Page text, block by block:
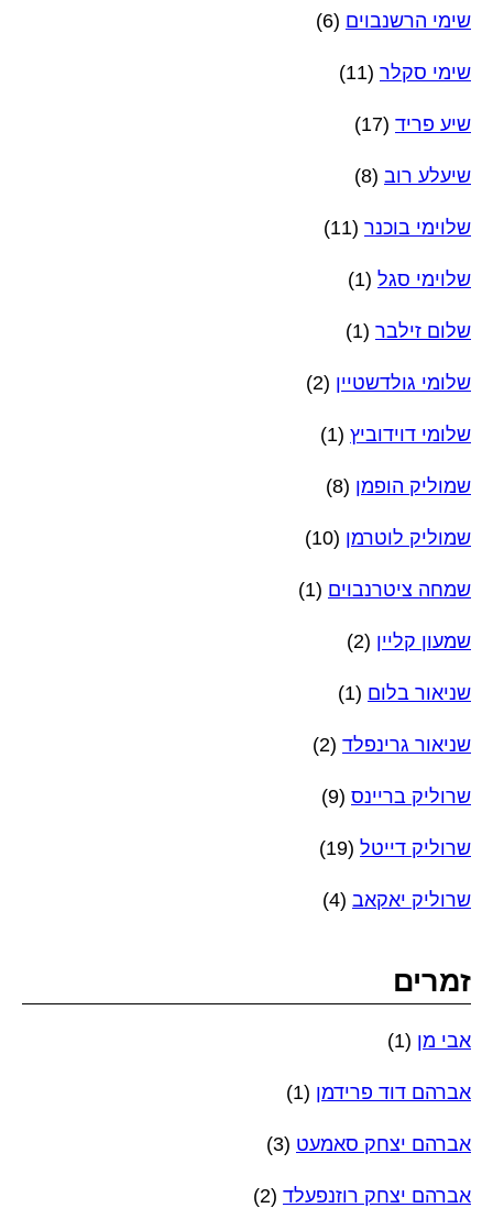
שימי הרשנבוים (6)
שימי סקלר (11)
שיע פריד (17)
שיעלע רוב (8)
שלוימי בוכנר (11)
שלוימי סגל (1)
שלום זילבר (1)
שלומי גולדשטיין (2)
שלומי דוידוביץ (1)
שמוליק הופמן (8)
שמוליק לוטרמן (10)
שמחה ציטרנבוים (1)
שמעון קליין (2)
שניאור בלום (1)
שניאור גרינפלד (2)
שרוליק בריינס (9)
שרוליק דייטל (19)
שרוליק יאקאב (4)
זמרים
אבי מן (1)
אברהם דוד פרידמן (1)
אברהם יצחק סאמעט (3)
אברהם יצחק רוזנפעלד (2)